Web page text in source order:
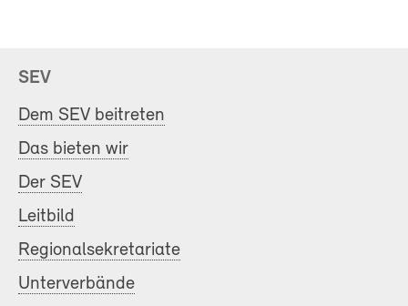
SEV
Dem SEV beitreten
Das bieten wir
Der SEV
Leitbild
Regionalsekretariate
Unterverbände